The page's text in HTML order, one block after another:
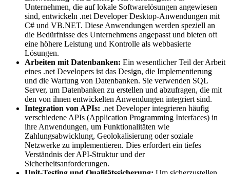
Unternehmen, die auf lokale Softwarelösungen angewiesen
sind, entwickeln .net Developer Desktop-Anwendungen mit
C# und VB.NET. Diese Anwendungen werden speziell an
die Bedürfnisse des Unternehmens angepasst und bieten oft
eine höhere Leistung und Kontrolle als webbasierte
Lösungen.
Arbeiten mit Datenbanken: Ein wesentlicher Teil der Arbeit
eines .net Developers ist das Design, die Implementierung
und die Wartung von Datenbanken. Sie verwenden SQL
Server, um Datenbanken zu erstellen und abzufragen, die mit
den von ihnen entwickelten Anwendungen integriert sind.
Integration von APIs: .net Developer integrieren häufig
verschiedene APIs (Application Programming Interfaces) in
ihre Anwendungen, um Funktionalitäten wie
Zahlungsabwicklung, Geolokalisierung oder soziale
Netzwerke zu implementieren. Dies erfordert ein tiefes
Verständnis der API-Struktur und der
Sicherheitsanforderungen.